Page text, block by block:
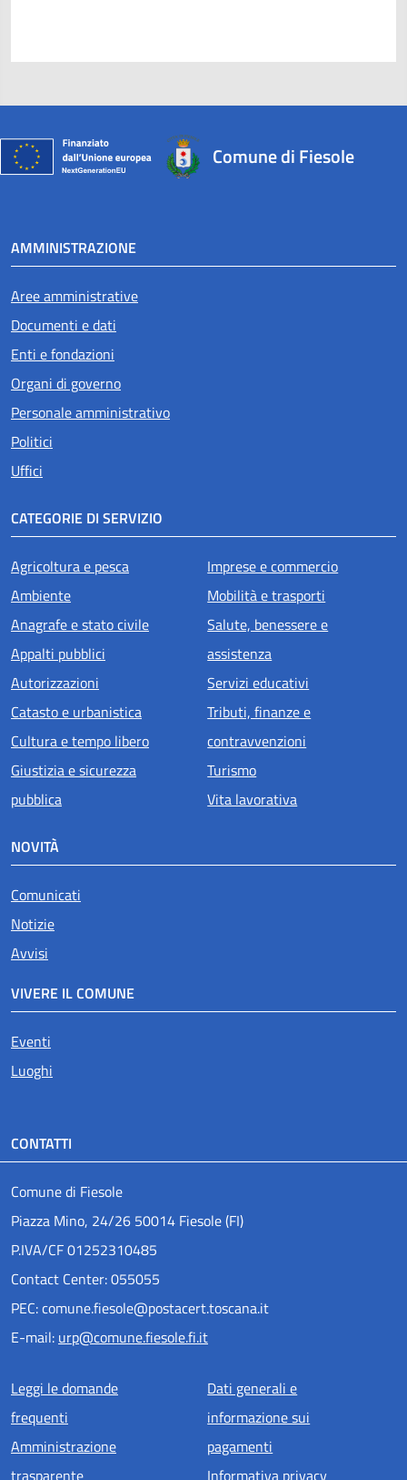
Comune di Fiesole
AMMINISTRAZIONE
Aree amministrative
Documenti e dati
Enti e fondazioni
Organi di governo
Personale amministrativo
Politici
Uffici
CATEGORIE DI SERVIZIO
Agricoltura e pesca
Ambiente
Anagrafe e stato civile
Appalti pubblici
Autorizzazioni
Catasto e urbanistica
Cultura e tempo libero
Giustizia e sicurezza
pubblica
Imprese e commercio
Mobilità e trasporti
Salute, benessere e
assistenza
Servizi educativi
Tributi, finanze e
contravvenzioni
Turismo
Vita lavorativa
NOVITÀ
Comunicati
Notizie
Avvisi
VIVERE IL COMUNE
Eventi
Luoghi
CONTATTI
Comune di Fiesole
Piazza Mino, 24/26 50014 Fiesole (FI)
P.IVA/CF 01252310485
Contact Center: 055055
PEC: comune.fiesole@postacert.toscana.it
E-mail: urp@comune.fiesole.fi.it
Menu piè di pagina
Leggi le domande
frequenti
Amministrazione
trasparente
Dati generali e
informazione sui
pagamenti
Informativa privacy